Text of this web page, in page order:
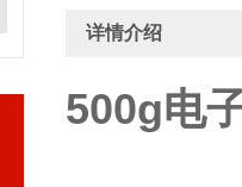
详情介绍
500g电